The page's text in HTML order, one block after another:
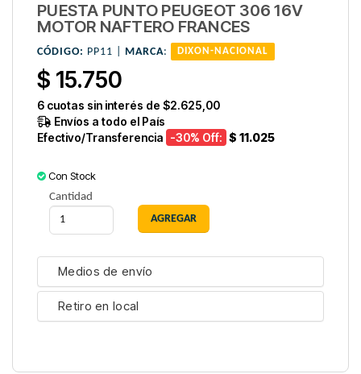
PUESTA PUNTO PEUGEOT 306 16V
MOTOR NAFTERO FRANCES
CÓDIGO: PP11 | MARCA: DIXON-NACIONAL
$ 15.750
6 cuotas sin interés de $2.625,00
Envíos a todo el País
Efectivo/Transferencia -30% Off: $ 11.025
Con Stock
Cantidad
Medios de envío
Retiro en local